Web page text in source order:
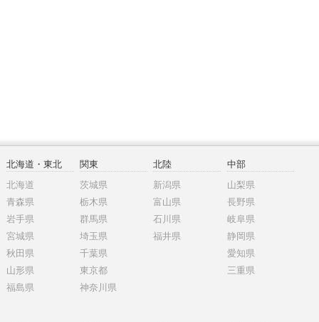
北海道・東北
北海道
青森県
岩手県
宮城県
秋田県
山形県
福島県
関東
茨城県
栃木県
群馬県
埼玉県
千葉県
東京都
神奈川県
北陸
新潟県
富山県
石川県
福井県
中部
山梨県
長野県
岐阜県
静岡県
愛知県
三重県